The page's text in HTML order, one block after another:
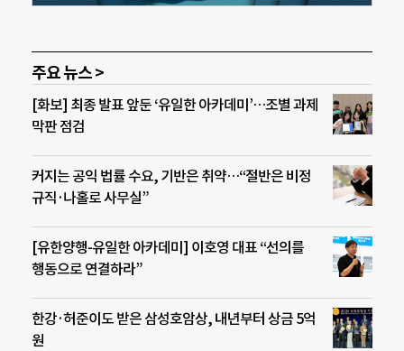
주요 뉴스 >
[화보] 최종 발표 앞둔 ‘유일한 아카데미’…조별 과제
막판 점검
커지는 공익 법률 수요, 기반은 취약…“절반은 비정
규직·나홀로 사무실”
[유한양행-유일한 아카데미] 이호영 대표 “선의를
행동으로 연결하라”
한강·허준이도 받은 삼성호암상, 내년부터 상금 5억
원